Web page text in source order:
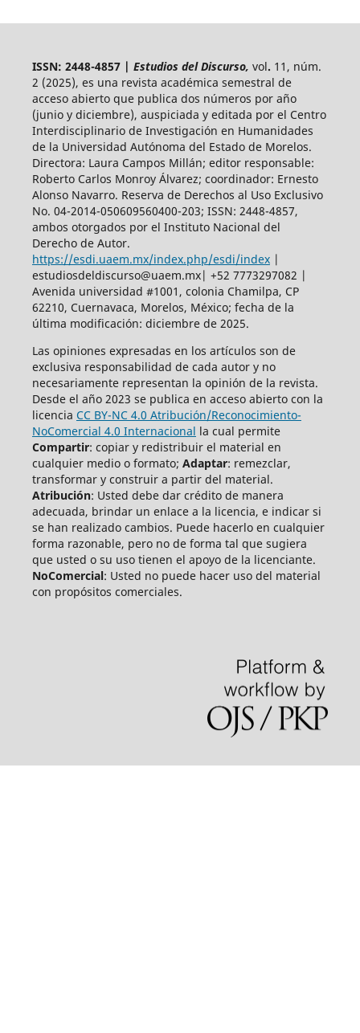
ISSN: 2448-4857 | Estudios del Discurso, vol. 11, núm.
2 (2025), es una revista académica semestral de
acceso abierto que publica dos números por año
(junio y diciembre), auspiciada y editada por el Centro
Interdisciplinario de Investigación en Humanidades
de la Universidad Autónoma del Estado de Morelos.
Directora: Laura Campos Millán; editor responsable:
Roberto Carlos Monroy Álvarez; coordinador: Ernesto
Alonso Navarro. Reserva de Derechos al Uso Exclusivo
No. 04-2014-050609560400-203; ISSN: 2448-4857,
ambos otorgados por el Instituto Nacional del
Derecho de Autor.
https://esdi.uaem.mx/index.php/esdi/index|
estudiosdeldiscurso@uaem.mx| +52 7773297082 |
Avenida universidad #1001, colonia Chamilpa, CP
62210, Cuernavaca, Morelos, México; fecha de la
última modificación: diciembre de 2025.
Las opiniones expresadas en los artículos son de
exclusiva responsabilidad de cada autor y no
necesariamente representan la opinión de la revista.
Desde el año 2023 se publica en acceso abierto con la
licencia CC BY-NC 4.0 Atribución/Reconocimiento-
NoComercial 4.0 Internacional la cual permite
Compartir: copiar y redistribuir el material en
cualquier medio o formato; Adaptar: remezclar,
transformar y construir a partir del material.
Atribución: Usted debe dar crédito de manera
adecuada, brindar un enlace a la licencia, e indicar si
se han realizado cambios. Puede hacerlo en cualquier
forma razonable, pero no de forma tal que sugiera
que usted o su uso tienen el apoyo de la licenciante.
NoComercial: Usted no puede hacer uso del material
con propósitos comerciales.